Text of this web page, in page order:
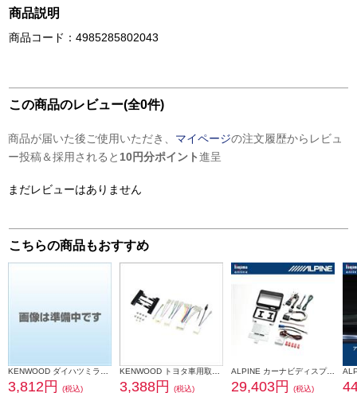
商品説明
商品コード：4985285802043
この商品のレビュー(全0件)
商品が届いた後ご使用いただき、 マイページの注文履歴からレビュ
ー投稿＆採用されると 10円分ポイント進呈
まだレビューはありません
こちらの商品もおすすめ
3,812円 (税込) 3,388円 (税込)
ALPINE カーナビディスプレイオーディオ取付けキット N-BOX(JF5/6系)専用 KTX-XF11-NB-56-NR
29,403円 (税込)